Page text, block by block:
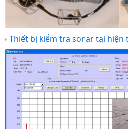
Thiết bị kiểm tra sonar tại hiện